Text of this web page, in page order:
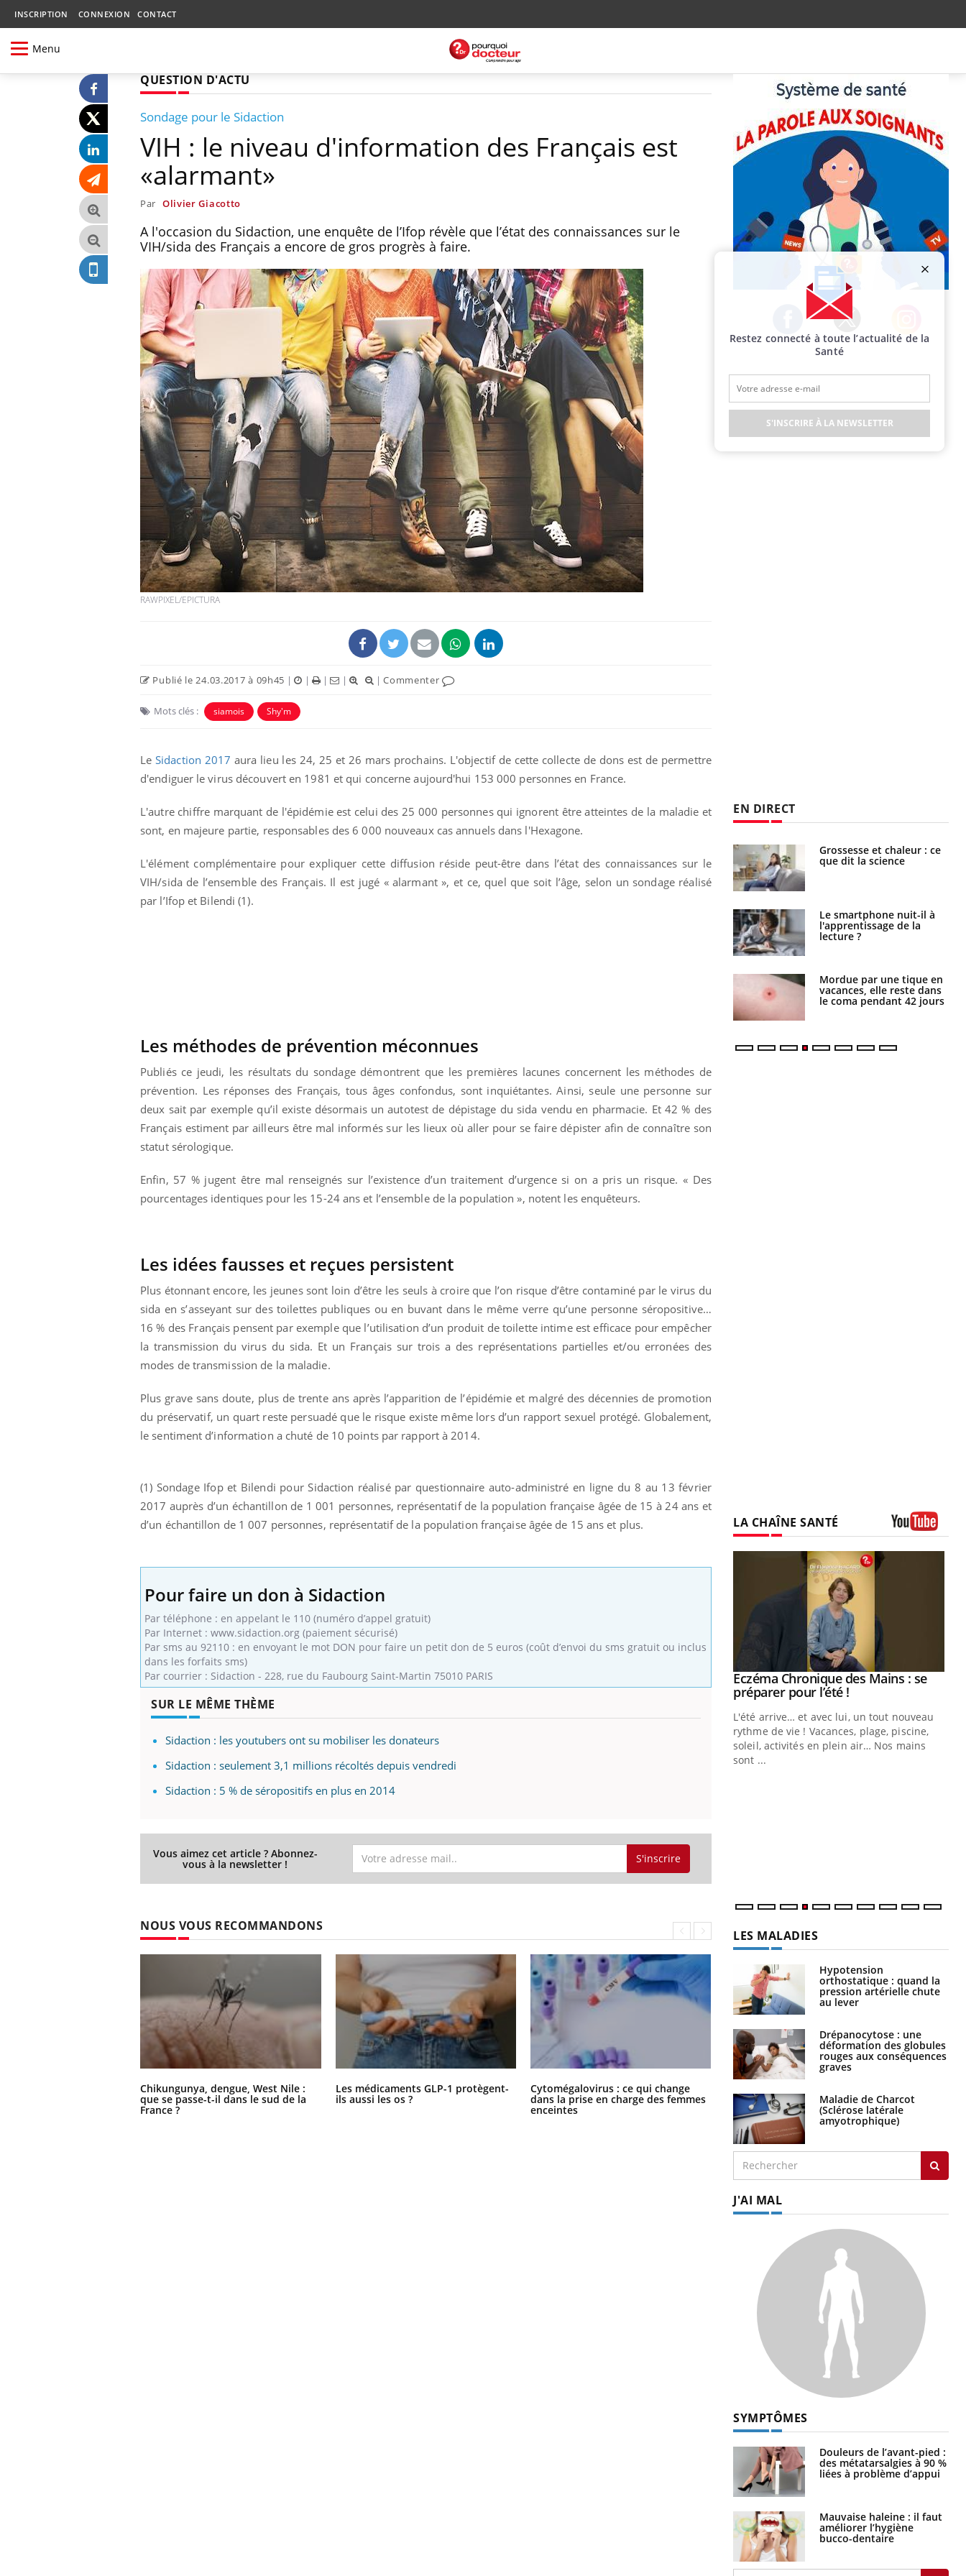
INSCRIPTION CONNEXION CONTACT
Menu
QUESTION D'ACTU
Sondage pour le Sidaction
VIH : le niveau d'information des Français est
«alarmant»
Par Olivier Giacotto
A l'occasion du Sidaction, une enquête de l’Ifop révèle que l’état des connaissances sur le
VIH/sida des Français a encore de gros progrès à faire.
RAWPIXEL/EPICTURA
Publié le 24.03.2017 à 09h45 | | | | |Commenter
Mots clés : siamois Shy'm
LeSidaction 2017 aura lieu les 24, 25 et 26 mars prochains. L'objectif de cette collecte de dons est de permettre
d'endiguer le virus découvert en 1981 et qui concerne aujourd'hui 153 000 personnes en France.
L'autre chiffre marquant de l'épidémie est celui des 25 000 personnes qui ignorent être atteintes de la maladie et
sont, en majeure partie, responsables des 6 000 nouveaux cas annuels dans l'Hexagone.
L'élément complémentaire pour expliquer cette diffusion réside peut-être dans l’état des connaissances sur le
VIH/sida de l’ensemble des Français. Il est jugé « alarmant », et ce, quel que soit l’âge, selon un sondage réalisé
par l’Ifop et Bilendi (1).
Les méthodes de prévention méconnues
Publiés ce jeudi, les résultats du sondage démontrent que les premières lacunes concernent les méthodes de
prévention. Les réponses des Français, tous âges confondus, sont inquiétantes. Ainsi, seule une personne sur
deux sait par exemple qu’il existe désormais un autotest de dépistage du sida vendu en pharmacie. Et 42 % des
Français estiment par ailleurs être mal informés sur les lieux où aller pour se faire dépister afin de connaître son
statut sérologique.
Enfin, 57 % jugent être mal renseignés sur l’existence d’un traitement d’urgence si on a pris un risque. « Des
pourcentages identiques pour les 15-24 ans et l’ensemble de la population », notent les enquêteurs.
Les idées fausses et reçues persistent
Plus étonnant encore, les jeunes sont loin d’être les seuls à croire que l’on risque d’être contaminé par le virus du
sida en s’asseyant sur des toilettes publiques ou en buvant dans le même verre qu’une personne séropositive…
16 % des Français pensent par exemple que l’utilisation d’un produit de toilette intime est efficace pour empêcher
la transmission du virus du sida. Et un Français sur trois a des représentations partielles et/ou erronées des
modes de transmission de la maladie.
Plus grave sans doute, plus de trente ans après l’apparition de l’épidémie et malgré des décennies de promotion
du préservatif, un quart reste persuadé que le risque existe même lors d’un rapport sexuel protégé. Globalement,
le sentiment d’information a chuté de 10 points par rapport à 2014.
(1) Sondage Ifop et Bilendi pour Sidaction réalisé par questionnaire auto-administré en ligne du 8 au 13 février
2017 auprès d’un échantillon de 1 001 personnes, représentatif de la population française âgée de 15 à 24 ans et
d’un échantillon de 1 007 personnes, représentatif de la population française âgée de 15 ans et plus.
Pour faire un don à Sidaction
Par téléphone : en appelant le 110 (numéro d’appel gratuit)
Par Internet : www.sidaction.org (paiement sécurisé)
Par sms au 92110 : en envoyant le mot DON pour faire un petit don de 5 euros (coût d’envoi du sms gratuit ou inclus
dans les forfaits sms)
Par courrier : Sidaction - 228, rue du Faubourg Saint-Martin 75010 PARIS
SUR LE MÊME THÈME
Sidaction : les youtubers ont su mobiliser les donateurs
Sidaction : seulement 3,1 millions récoltés depuis vendredi
Sidaction : 5 % de séropositifs en plus en 2014
Vous aimez cet article ? Abonnez-
vous à la newsletter ! S'inscrire
NOUS VOUS RECOMMANDONS
Chikungunya, dengue, West Nile :
que se passe-t-il dans le sud de la
France ?
Les médicaments GLP-1 protègent-
ils aussi les os ?
Cytomégalovirus : ce qui change
dans la prise en charge des femmes
enceintes
la nuit ?
Facebook Twitter Instagram
EN DIRECT
de dormir la nuit ? pourquoi le risque de
noyade grimpe-t-il ?
Grossesse et chaleur : ce
que dit la science
Le smartphone nuit-il à
l'apprentissage de la
lecture ?
Mordue par une tique en
vacances, elle reste dans
le coma pendant 42 jours
Mordue par un
barracuda, une petite fille
secourue grâce à un
Légionellose en Suisse :
quelle est l’origine de la
contamination ?
Allergies alimentaires :
une nouvelle arme contre
les réactions sévères
LA CHAÎNE SANTÉ
Carence en fer : comprendre pour
Youtube
Fatigue, irritabilité, brouillard mental ou
carence en fer sont multiples ce qui la rend
Youtube
Insuline & Charge mentale : et si on
osait en parler??Youtube
En 2026, l'insuline dans le diabète de type 2
patients comme parfois chez les soignants.
Youtube
Eczéma Chronique des Mains : se
préparer pour l’été !Youtube
L'été arrive… et avec lui, un tout nouveau
rythme de vie ! Vacances, plage, piscine,
soleil, activités en plein air… Nos mains
sont ...
LES MALADIES
Hypotension
orthostatique : quand la
pression artérielle chute
au lever
Drépanocytose : une
déformation des globules
rouges aux conséquences
graves
Maladie de Charcot
(Sclérose latérale
amyotrophique)
J'AI MAL
SYMPTÔMES
Douleurs de l’avant-pied :
des métatarsalgies à 90 %
liées à problème d’appui
Mauvaise haleine : il faut
améliorer l’hygiène
bucco-dentaire
Restez connecté à toute l’actualité de la
Santé
S'INSCRIRE À LA NEWSLETTER